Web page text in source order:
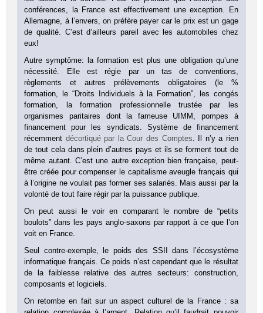
conférences, la France est effectivement une exception. En
Allemagne, à l’envers, on préfère payer car le prix est un gage
de qualité. C’est d’ailleurs pareil avec les automobiles chez
eux!
Autre symptôme: la formation est plus une obligation qu’une
nécessité. Elle est régie par un tas de conventions,
règlements et autres prélèvements obligatoires (le %
formation, le “Droits Individuels à la Formation”, les congés
formation, la formation professionnelle trustée par les
organismes paritaires dont la fameuse UIMM, pompes à
financement pour les syndicats. Système de financement
récemment décortiqué par la Cour des Comptes . Il n’y a rien
de tout cela dans plein d’autres pays et ils se forment tout de
même autant. C’est une autre exception bien française, peut-
être créée pour compenser le capitalisme aveugle français qui
à l’origine ne voulait pas former ses salariés. Mais aussi par la
volonté de tout faire régir par la puissance publique.
On peut aussi le voir en comparant le nombre de “petits
boulots” dans les pays anglo-saxons par rapport à ce que l’on
voit en France.
Seul contre-exemple, le poids des SSII dans l’écosystème
informatique français. Ce poids n’est cependant que le résultat
de la faiblesse relative des autres secteurs: construction,
composants et logiciels.
On retombe en fait sur un aspect culturel de la France : sa